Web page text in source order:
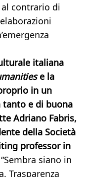
contrario di
italiana
e la
in un
e di buona
Adriano Fabris,
della Società
professor in
“Sembra siano in
Trasparenza